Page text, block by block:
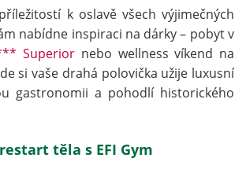
k oslavě všech výjimečných
nabídne inspiraci na dárky – pobyt v
Superior nebo wellness víkend na
si vaše drahá polovička užije luxusní
gastronomii a pohodlí historického
těla s EFI Gym